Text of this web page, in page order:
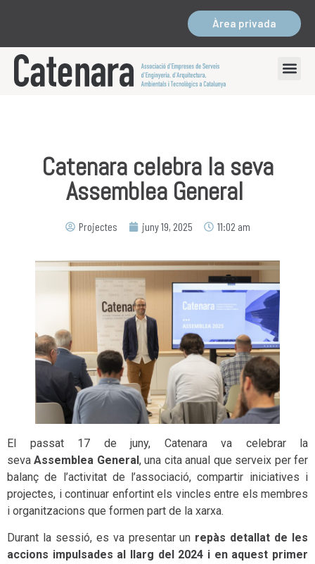
Àrea privada
Catenara celebra la seva
Assemblea General
Projectes juny 19, 2025 11:02 am
El passat 17 de juny, Catenara va celebrar la
sevaAssemblea General, una cita anual que serveix per fer
balanç de l’activitat de l’associació, compartir iniciatives i
projectes, i continuar enfortint els vincles entre els membres
i organitzacions que formen part de la xarxa.
Durant la sessió, es va presentar un repàs detallat de les
accions impulsades al llarg del 2024 i en aquest primer